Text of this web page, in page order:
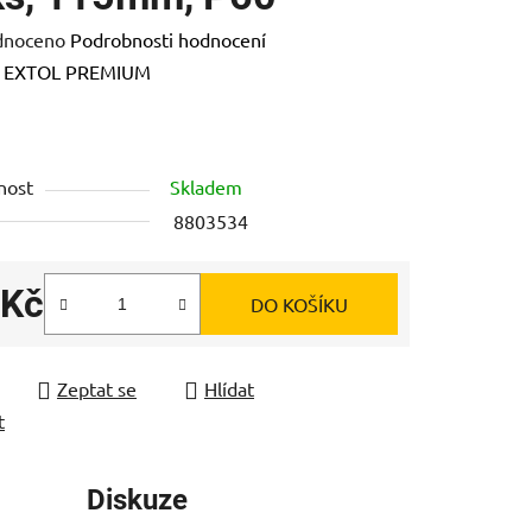
Podrobnosti hodnocení
EXTOL PREMIUM
Skladem
8803534
cena:
DO KOŠÍKU
Zeptat se
Hlídat
Diskuze